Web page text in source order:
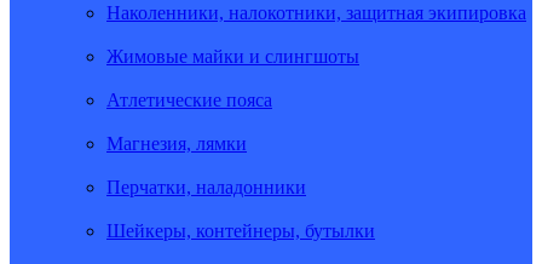
Наколенники, налокотники, защитная экипировка
Жимовые майки и слингшоты
Атлетические пояса
Магнезия, лямки
Перчатки, наладонники
Шейкеры, контейнеры, бутылки